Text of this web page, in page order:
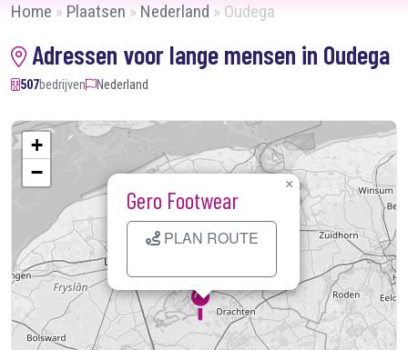
Home » Plaatsen » Nederland » Oudega
Adressen voor lange mensen in Oudega
507bedrijven Nederland
Kaart laden...
Gero Footwear
PLAN ROUTE
×
+
−